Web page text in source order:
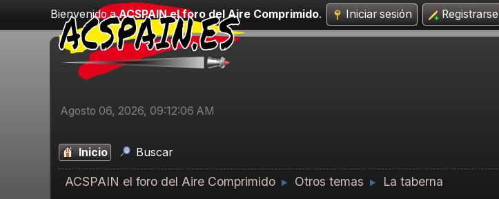
Bienvenido aACSPAIN el foro del Aire Comprimido. Iniciar sesión Registrarse
Agosto 06, 2026, 09:12:06 AM
Inicio Buscar
ACSPAIN el foro del Aire Comprimido ► Otros temas ► La taberna